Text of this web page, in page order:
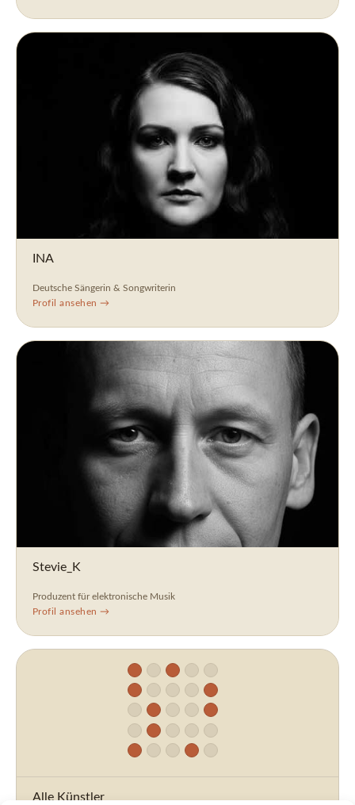
INA
Deutsche Sängerin & Songwriterin
Profil ansehen →
Stevie_K
Produzent für elektronische Musik
Profil ansehen →
Alle Künstler